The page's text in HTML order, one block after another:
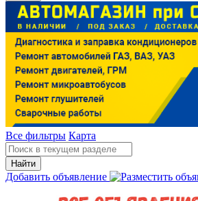
Все фильтры Карта
Найти
Добавить объявление